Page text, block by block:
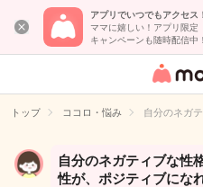
アプリでいつでもアクセス！
ママに嬉しい！アプリ限定
キャンペーンも随時配信中！
女性専
イト
トップ ココロ・悩み 自分のネガ
自分のネガティブな性
性が、ポジティブにな